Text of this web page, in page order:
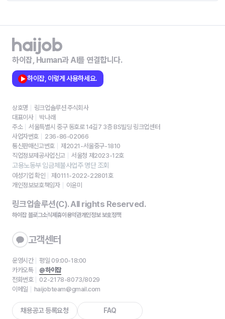
하이잡, Human과 AI를 연결합니다.
하이잡, 이렇게 사용하세요.
상호명
링크업솔루션 주식회사
대표이사
박나래
주소
서울특별시 중구 동호로 14길7 3층 BS빌딩 링크업센터
사업자번호
236-86-02066
통신판매신고번호
제2021-서울중구-1810
직업정보제공사업신고
서울청 제2023-12호
고용노동부 임금체불사업주 명단 조회
여성기업 확인
제0111-2022-22801호
개인정보보호책임자
이윤미
링크업솔루션(C). All rights Reserved.
하이잡 블로그소식제휴이용약관개인정보 보호정책
고객센터
운영시간
평일 09:00-18:00
카카오톡
@하이잡
전화번호
02-2178-8073/8029
이메일
haijobteam@gmail.com
채용공고 등록요청 FAQ